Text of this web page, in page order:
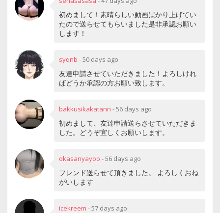
初めまして！素晴らしい動画ばかり上げてい
たので送らせてもらいました是非承認お願い
します！
syqnb -50 days ago
友達申請させていただきました！よろしけれ
ばどうか承認の方お願い致します。
bakkusikakatann -56 days ago
初めまして、友達申請送らさせていただきま
した。どうぞ宜しくお願いします。
okasanyayoo -56 days ago
フレンド送らせて頂きました。 よろしくおね
がいします
icekreem -57 days ago